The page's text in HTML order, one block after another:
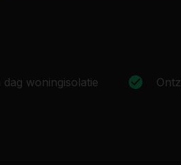
woningisolatie